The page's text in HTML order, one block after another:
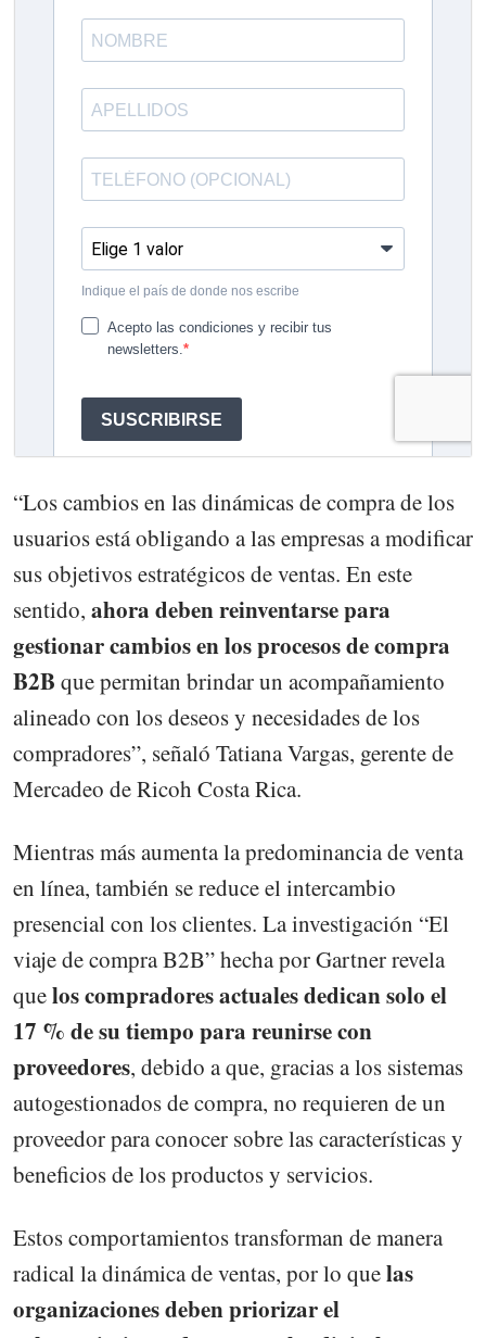
“Los cambios en las dinámicas de compra de los
usuarios está obligando a las empresas a modificar
sus objetivos estratégicos de ventas. En este
sentido, ahora deben reinventarse para
gestionar cambios en los procesos de compra
B2B que permitan brindar un acompañamiento
alineado con los deseos y necesidades de los
compradores”, señaló Tatiana Vargas, gerente de
Mercadeo de Ricoh Costa Rica.
Mientras más aumenta la predominancia de venta
en línea, también se reduce el intercambio
presencial con los clientes. La investigación “El
viaje de compra B2B” hecha por Gartner revela
quelos compradores actuales dedican solo el
17 % de su tiempo para reunirse con
proveedores, debido a que, gracias a los sistemas
autogestionados de compra, no requieren de un
proveedor para conocer sobre las características y
beneficios de los productos y servicios.
Estos comportamientos transforman de manera
radical la dinámica de ventas, por lo quelas
organizaciones deben priorizar el